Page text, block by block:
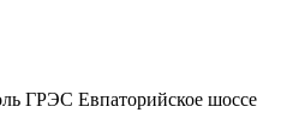
ГРЭС Евпаторийское шоссе